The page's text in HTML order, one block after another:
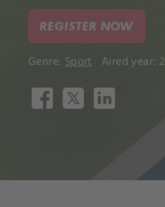
REGISTER NOW
Genre: Sport Aired year: